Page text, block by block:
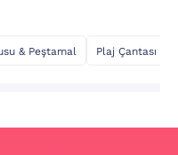
& Peştamal Plaj Çantası